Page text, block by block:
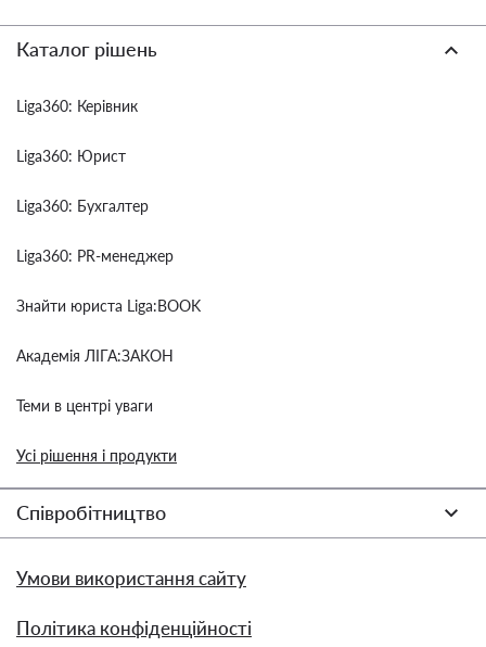
Каталог рішень
Liga360: Керівник
Liga360: Юрист
Liga360: Бухгалтер
Liga360: PR-менеджер
Знайти юриста Liga:BOOK
Академія ЛІГА:ЗАКОН
Теми в центрі уваги
Усі рішення і продукти
Співробітництво
Умови використання сайту
Політика конфіденційності